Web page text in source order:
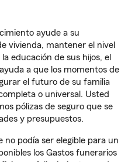
ayude a su
vivienda, mantener el nivel
educación de sus hijos, el
a que los momentos de
el futuro de su familia
o universal. Usted
pólizas de seguro que se
y presupuestos.
no podía ser elegible para un
los Gastos funerarios